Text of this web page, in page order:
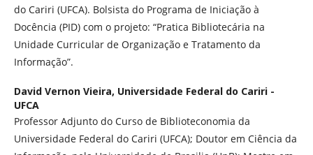
do Cariri (UFCA). Bolsista do Programa de Iniciação à
Docência (PID) com o projeto: “Pratica Bibliotecária na
Unidade Curricular de Organização e Tratamento da
Informação”.
David Vernon Vieira, Universidade Federal do Cariri -
UFCA
Professor Adjunto do Curso de Biblioteconomia da
Universidade Federal do Cariri (UFCA); Doutor em Ciência da